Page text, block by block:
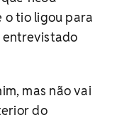
o tio ligou para
entrevistado
mas não vai
do